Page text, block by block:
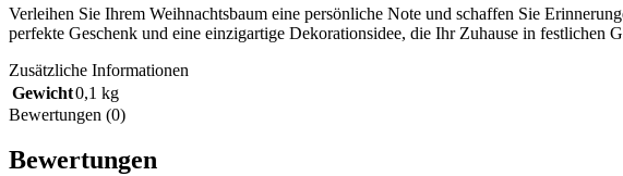
Verleihen Sie Ihrem Weihnachtsbaum eine persönliche Note und schaffen Sie
perfekte Geschenk und eine einzigartige Dekorationsidee, die Ihr Zuhause in festlichen
Zusätzliche Informationen
Gewicht0,1 kg
Bewertungen (0)
Bewertungen